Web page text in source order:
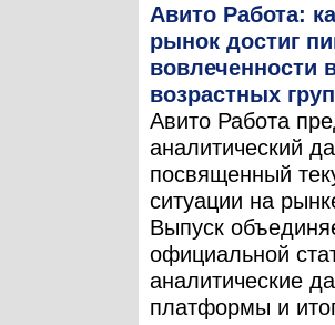
Авито Работа:
рынок достиг
вовлеченности
возрастных
Авито Работа
аналитический
посвященный
ситуации на
Выпуск
официальной
аналитические
платформы и